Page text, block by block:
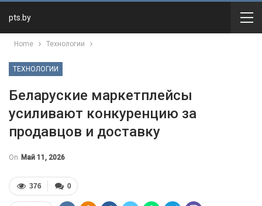
pts.by
Home Технологии
ТЕХНОЛОГИИ
Беларуские маркетплейсы
усиливают конкуренцию за
продавцов и доставку
On Май 11, 2026
0
376